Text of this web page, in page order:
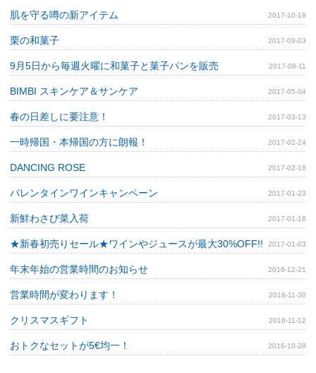
肌を守る噂の新アイテム 2017-10-18
栗の和菓子 2017-09-03
9月5日から毎週火曜に和菓子と菓子パンを販売 2017-08-11
BIMBI スキンケア＆サンケア 2017-05-04
春の日差しに要注意！ 2017-03-13
一時帰国・本帰国の方に朗報！ 2017-02-24
DANCING ROSE 2017-02-18
バレンタインワインキャンペーン 2017-01-23
新鮮わさび菜入荷 2017-01-16
★新春初売りセール★ワインやジュースが最大30%OFF!! 2017-01-03
年末年始の営業時間のお知らせ 2016-12-21
営業時間が変わります！ 2016-11-30
クリスマスギフト 2016-11-12
おトクなセットが5€均一！ 2016-10-28